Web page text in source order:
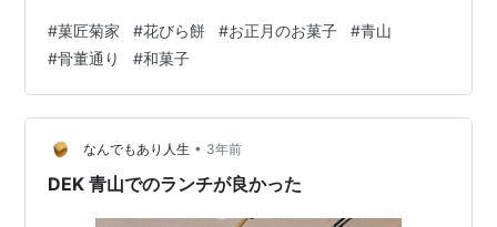
へ。このブログでも何度も書いていますが、かつては風
情ある引き戸の路面店でした。 さすがに数年経ち、新し
い店舗にも慣れましたが、今でも時々思い出しま
す。。。今回は花びら餅と生菓子を少しだけお持ち帰り
してきました。 花びら餅 こちらの花びら餅は外側のお餅
も中の菱餅も両方菱形。細いごぼうと味噌餡を挟んだ…
#菓匠菊家 #花びら餅 #お正月のお菓子 #青山
#骨董通り #和菓子
なんでもあり人生 • 3年前
DEK 青山でのランチが良かった